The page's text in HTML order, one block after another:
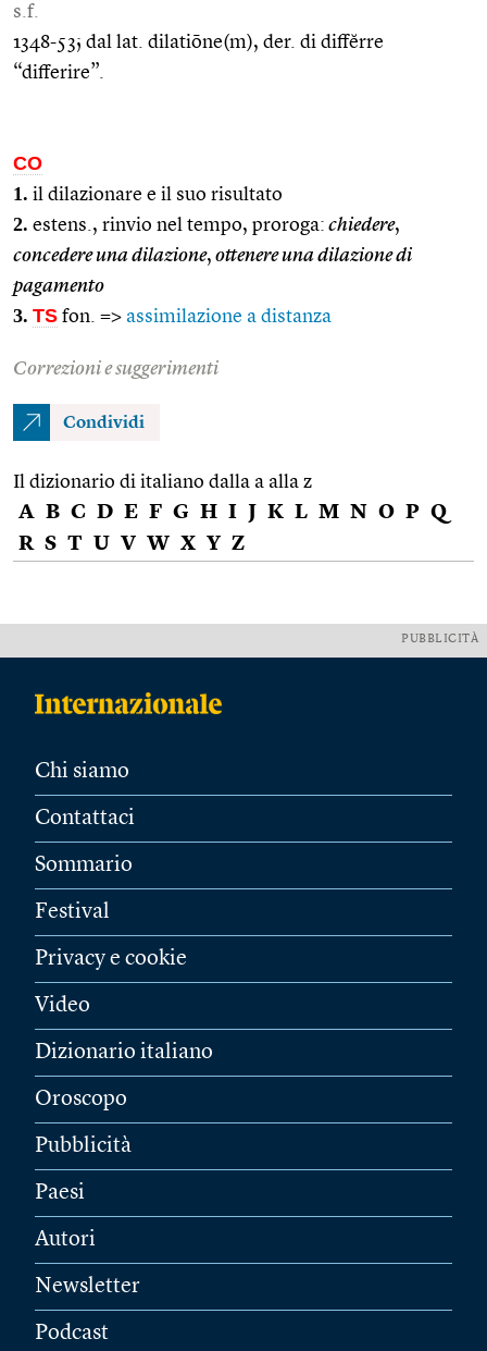
s.f.
1348-53; dal lat. dilatiōne(m), der. di diffĕrre
“differire”.
CO
1. il dilazionare e il suo risultato
2. estens., rinvio nel tempo, proroga: chiedere,
concedere una dilazione, ottenere una dilazione di
pagamento
3. TS fon. => assimilazione a distanza
Correzioni e suggerimenti
Condividi
Il dizionario di italiano dalla a alla z
A B C D E F G H I J K L M N O P Q
R S T U V W X Y Z
PUBBLICITÀ
Chi siamo
Contattaci
Sommario
Festival
Privacy e cookie
Video
Dizionario italiano
Oroscopo
Pubblicità
Paesi
Autori
Newsletter
Podcast